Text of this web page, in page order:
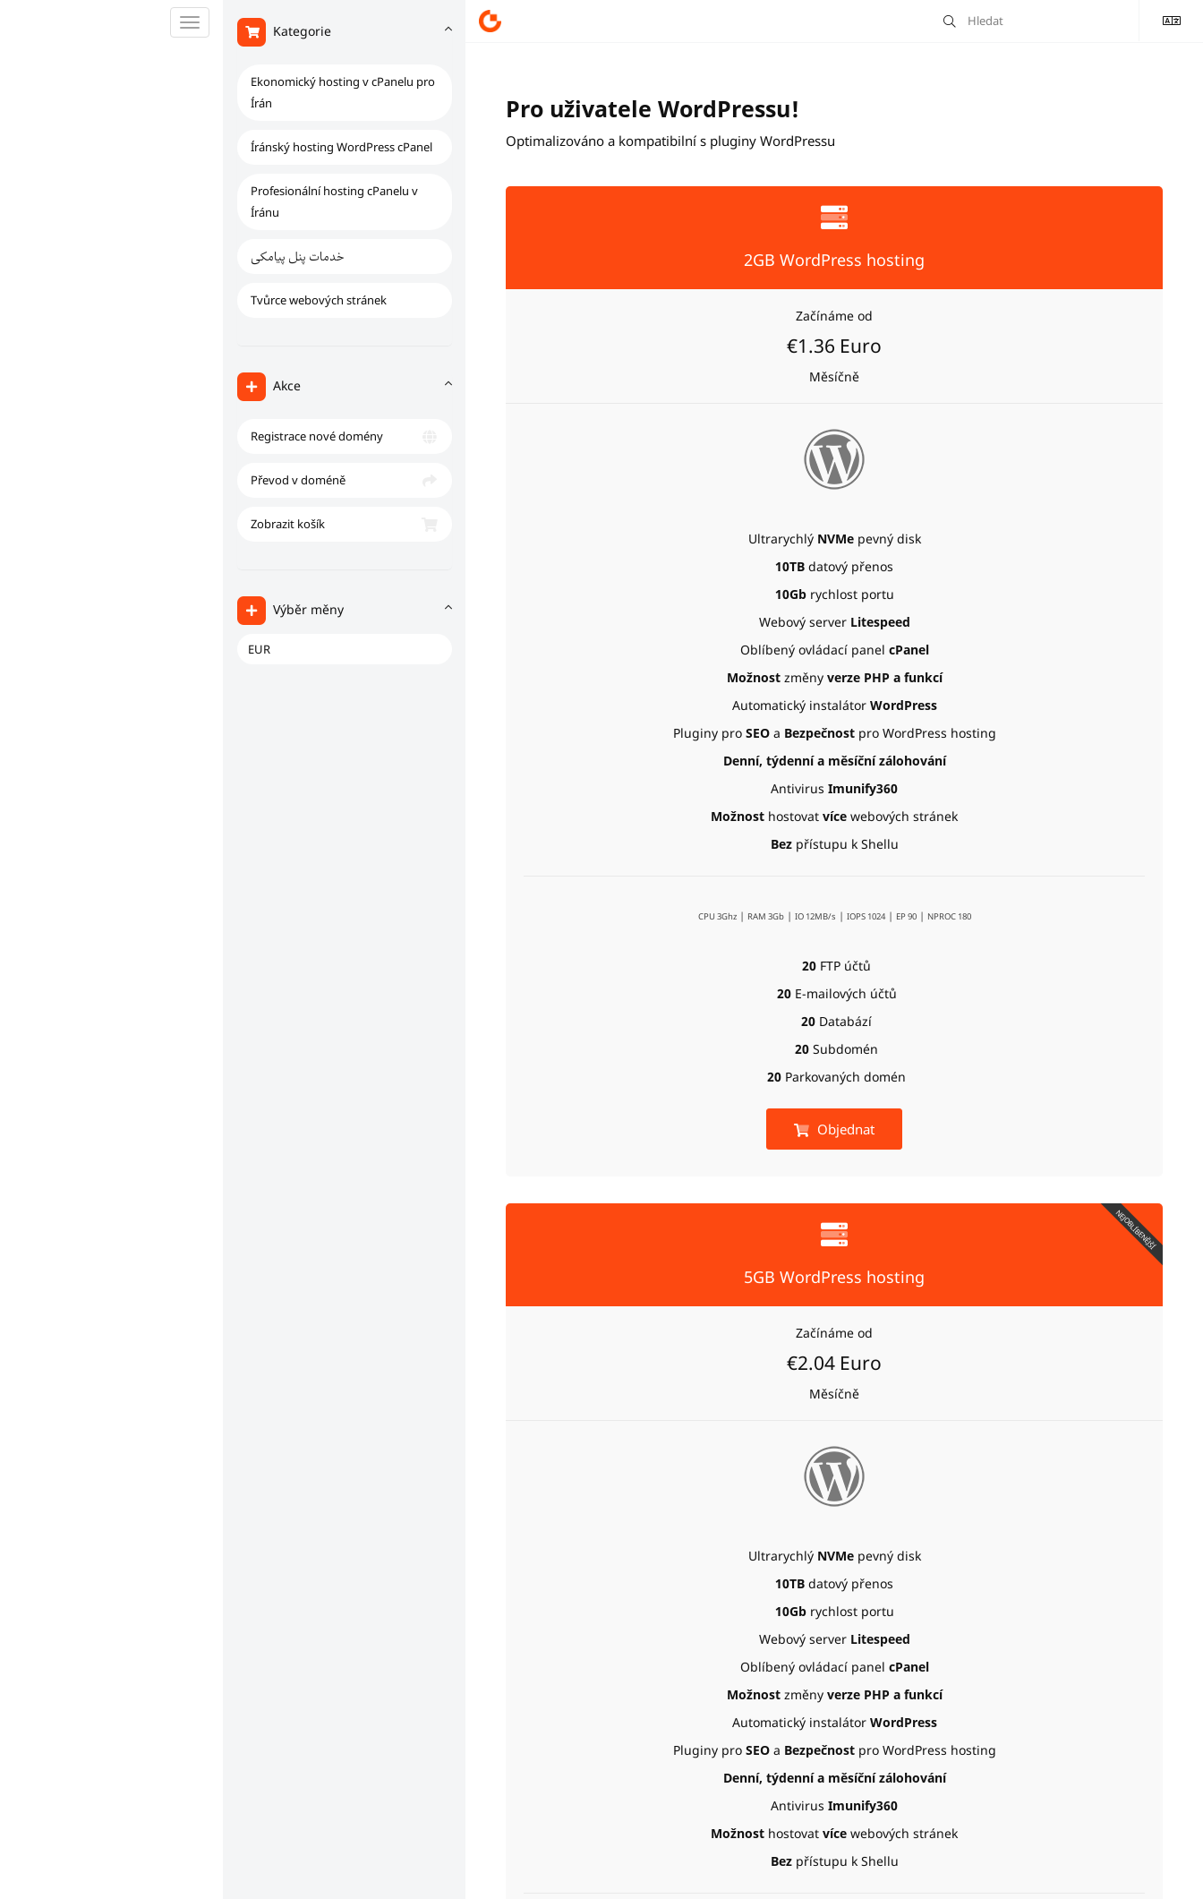
Přepnout
navigaci
Kategorie
Ekonomický hosting v cPanelu pro
Írán
Íránský hosting WordPress cPanel
Profesionální hosting cPanelu v
Íránu
خدمات پنل پیامکی
Tvůrce webových stránek
Akce
Registrace nové domény
Převod v doméně
Zobrazit košík
Výběr měny
Pro uživatele WordPressu!
Optimalizováno a kompatibilní s pluginy WordPressu
2GB WordPress hosting
Začínáme od
€1.36 Euro
Měsíčně
Ultrarychlý NVMepevný disk
10TB datový přenos
10Gbrychlost portu
Webový server Litespeed
Oblíbený ovládací panel cPanel
Možnostzměny verze PHP a funkcí
Automatický instalátor WordPress
Pluginy pro SEOa Bezpečnostpro WordPress hosting
Denní, týdenní a měsíční zálohování
Antivirus Imunify360
Možnost hostovat více webových stránek
Bezpřístupu k Shellu
CPU 3Ghz| RAM 3Gb| IO 12MB/s | IOPS 1024| EP 90| NPROC 180
20 FTP účtů
20E-mailových účtů
20 Databází
20 Subdomén
20 Parkovaných domén
Objednat
NEJOBLÍBENĚJŠÍ
5GB WordPress hosting
Začínáme od
€2.04 Euro
Měsíčně
Ultrarychlý NVMepevný disk
10TB datový přenos
10Gbrychlost portu
Webový server Litespeed
Oblíbený ovládací panel cPanel
Možnostzměny verze PHP a funkcí
Automatický instalátor WordPress
Pluginy pro SEOa Bezpečnostpro WordPress hosting
Denní, týdenní a měsíční zálohování
Antivirus Imunify360
Možnost hostovat více webových stránek
Bezpřístupu k Shellu